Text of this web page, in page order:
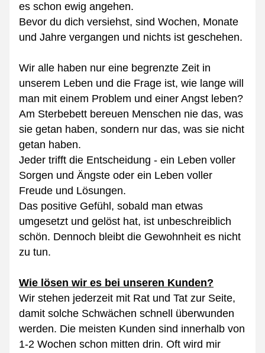
es schon ewig angehen.
Bevor du dich versiehst, sind Wochen, Monate
und Jahre vergangen und nichts ist geschehen.
Wir alle haben nur eine begrenzte Zeit in
unserem Leben und die Frage ist, wie lange will
man mit einem Problem und einer Angst leben?
Am Sterbebett bereuen Menschen nie das, was
sie getan haben, sondern nur das, was sie nicht
getan haben.
Jeder trifft die Entscheidung - ein Leben voller
Sorgen und Ängste oder ein Leben voller
Freude und Lösungen.
Das positive Gefühl, sobald man etwas
umgesetzt und gelöst hat, ist unbeschreiblich
schön. Dennoch bleibt die Gewohnheit es nicht
zu tun.
Wie lösen wir es bei unseren Kunden?
Wir stehen jederzeit mit Rat und Tat zur Seite,
damit solche Schwächen schnell überwunden
werden. Die meisten Kunden sind innerhalb von
1-2 Wochen schon mitten drin. Oft wird mir